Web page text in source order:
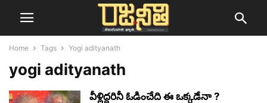
Home Tags Yogi adityanath
yogi adityanath
వీళ్లిద్దరినీ ఓడించేది ఈ ఒక్కడేనా ?